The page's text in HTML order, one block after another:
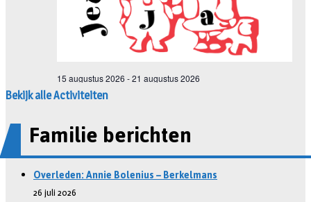
Bekijk alle Activiteiten
Familie berichten
Overleden: Annie Bolenius – Berkelmans
26 juli 2026